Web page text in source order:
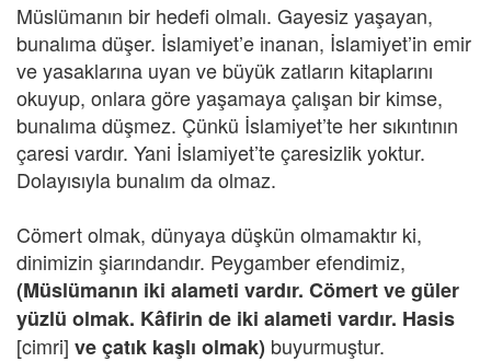
Müslümanın bir hedefi olmalı. Gayesiz yaşayan,
bunalıma düşer. İslamiyet’e inanan, İslamiyet’in emir
ve yasaklarına uyan ve büyük zatların kitaplarını
okuyup, onlara göre yaşamaya çalışan bir kimse,
bunalıma düşmez. Çünkü İslamiyet’te her sıkıntının
çaresi vardır. Yani İslamiyet’te çaresizlik yoktur.
Dolayısıyla bunalım da olmaz.
Cömert olmak, dünyaya düşkün olmamaktır ki,
dinimizin şiarındandır. Peygamber efendimiz,
(Müslümanın iki alameti vardır. Cömert ve güler
yüzlü olmak. Kâfirin de iki alameti vardır. Hasis
[cimri] ve çatık kaşlı olmak) buyurmuştur.